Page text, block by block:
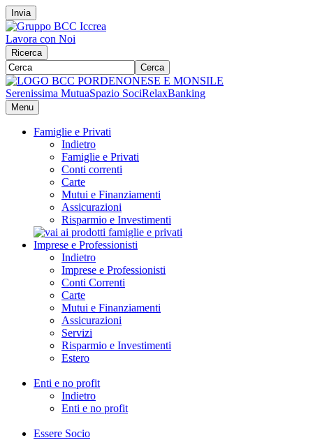
Invia
Lavora con Noi
Ricerca
Cerca
Serenissima MutuaSpazio SociRelaxBanking
Menu
Famiglie e Privati
Indietro
Famiglie e Privati
Conti correnti
Carte
Mutui e Finanziamenti
Assicurazioni
Risparmio e Investimenti
Imprese e Professionisti
Indietro
Imprese e Professionisti
Conti Correnti
Carte
Mutui e Finanziamenti
Assicurazioni
Servizi
Risparmio e Investimenti
Estero
Enti e no profit
Indietro
Enti e no profit
Essere Socio